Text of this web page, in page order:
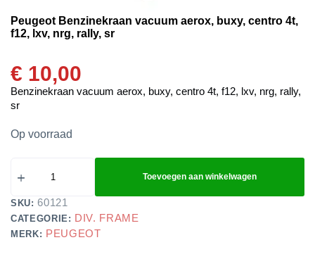
Peugeot Benzinekraan vacuum aerox, buxy, centro 4t,
f12, lxv, nrg, rally, sr
€ 10,00
Benzinekraan vacuum aerox, buxy, centro 4t, f12, lxv, nrg, rally,
sr
Op voorraad
Toevoegen aan winkelwagen
SKU:60121
CATEGORIE: DIV. FRAME
MERK: PEUGEOT